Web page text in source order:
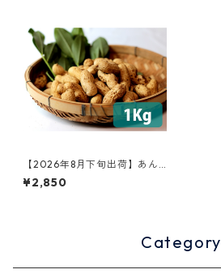
【2026年8月下旬出荷】あん
ばい農園の自然栽培生落花生
『匠実（たくみ）』 1kg【自然
¥2,850
Category